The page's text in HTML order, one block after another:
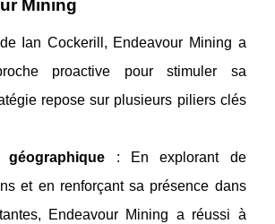
Mining
Ian Cockerill, Endeavour Mining a
proactive pour stimuler sa
repose sur plusieurs piliers clés
géographique : En explorant de
et en renforçant sa présence dans
Endeavour Mining a réussi à